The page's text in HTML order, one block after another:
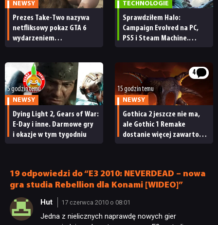
NEWSY
Prezes Take-Two nazywa
netfliksowy pokaz GTA 6
wydarzeniem
ma subskrybentów
TECHNOLOGIE
Sprawdziłem Halo:
Campaign Evolved na PC,
PS5 i Steam Machine.
[RECENZJA TECHNICZNA]
5 godzin temu
NEWSY
Dying Light 2, Gears of War:
E-Day i inne. Darmowe gry
i okazje w tym tygodniu
4
15 godzin temu
NEWSY
Gothica 2 jeszcze nie ma,
ale Gothic 1 Remake
dostanie więcej zawartości.
19 odpowiedzi do “E3 2010: NEVERDEAD – nowa
gra studia Rebellion dla Konami [WIDEO]”
Hut 17 czerwca 2010 o 08:01
Jedna z nielicznych naprawdę nowych gier